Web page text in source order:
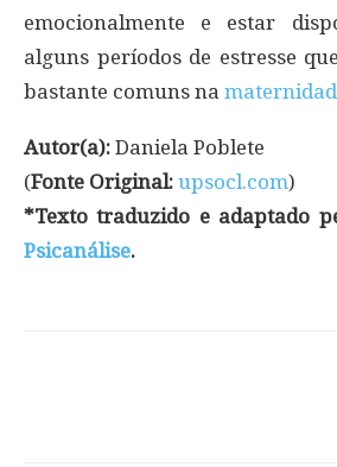
emocionalmente e estar
alguns períodos de estresse
bastante comuns na
Autor(a): Daniela Poblete
(Fonte Original: upsocl.com)
*Texto traduzido e adaptado
Psicanálise.